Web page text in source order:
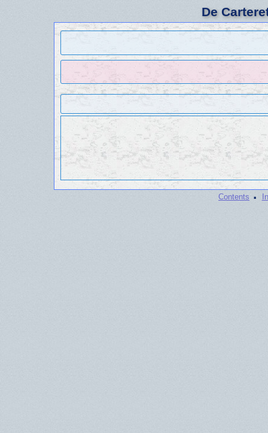
De
Contents ·